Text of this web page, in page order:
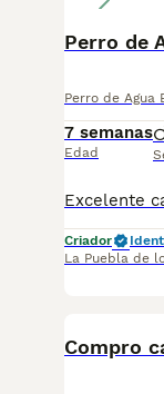
Perro de
Perro de Agua
7 semanas
Edad
Criador
La Puebla de
Compro